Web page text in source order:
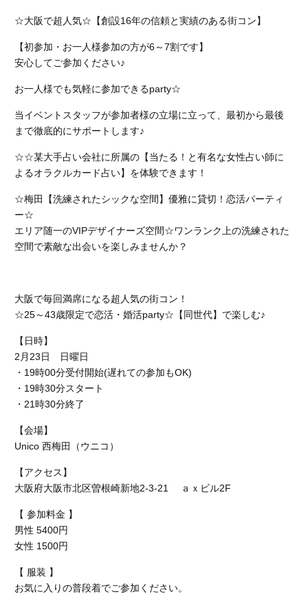
☆大阪で超人気☆【創設16年の信頼と実績のある街コン】
【初参加・お一人様参加の方が6～7割です】
安心してご参加ください♪
お一人様でも気軽に参加できるparty☆
当イベントスタッフが参加者様の立場に立って、最初から最後
まで徹底的にサポートします♪
☆☆某大手占い会社に所属の【当たる！と有名な女性占い師に
よるオラクルカード占い】を体験できます！
☆梅田【洗練されたシックな空間】優雅に貸切！恋活パーティ
ー☆
エリア随一のVIPデザイナーズ空間☆ワンランク上の洗練された
空間で素敵な出会いを楽しみませんか？
大阪で毎回満席になる超人気の街コン！
☆25～43歳限定で恋活・婚活party☆【同世代】で楽しむ♪
【日時】
2月23日 日曜日
・19時00分受付開始(遅れての参加もOK)
・19時30分スタート
・21時30分終了
【会場】
Unico 西梅田
（ウニコ）
【アクセス】
大阪府大阪市北区曽根崎新地2-3-21 ａｘビル2F
【 参加料金 】
男性 5400円
女性 1500円
【 服装 】
お気に入りの普段着でご参加ください。